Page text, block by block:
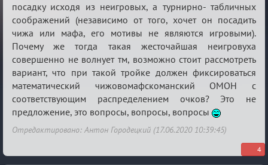
посадку исходя из неигровых, а турнирно- табличных
соображений (независимо от того, хочет он посадить
чижа или мафа, его мотивы не являются игровыми).
Почему же тогда такая жесточайшая неигровуха
совершенно не волнует тм, возможно стоит рассмотреть
вариант, что при такой тройке должен фиксироваться
математический чижовомафскоманский ОМОН с
соответствующим распределением очков? Это не
предложение, это вопросы, вопросы, вопросы
Отредактировано: Антон Городецкий (17.06.2020 10:39:45)
4